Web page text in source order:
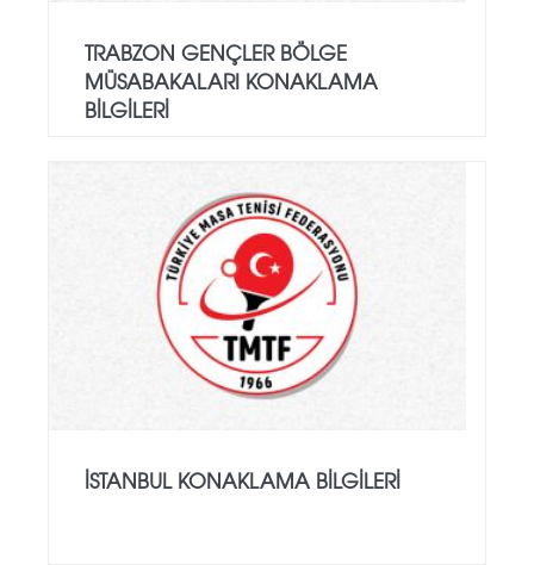
TRABZON GENÇLER BÖLGE
MÜSABAKALARI KONAKLAMA
BILGILERI
İSTANBUL KONAKLAMA BİLGİLERİ